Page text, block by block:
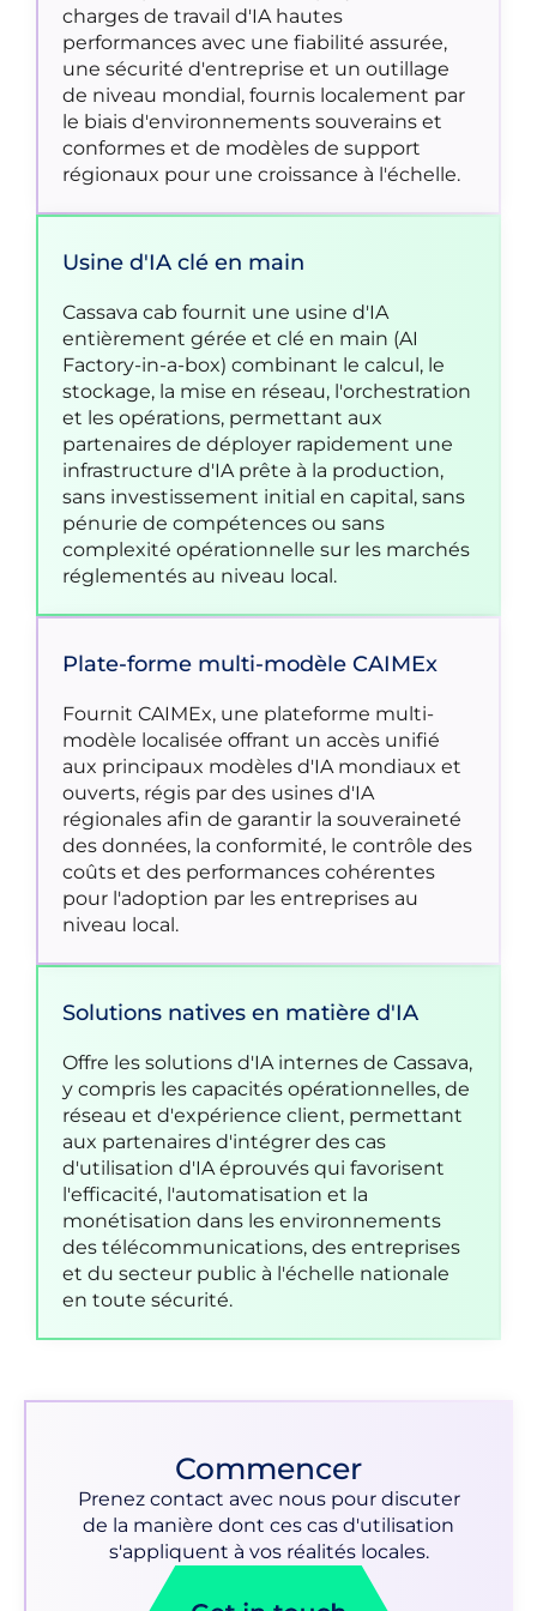
charges de travail d'IA hautes
performances avec une fiabilité assurée,
une sécurité d'entreprise et un outillage
de niveau mondial, fournis localement par
le biais d'environnements souverains et
conformes et de modèles de support
régionaux pour une croissance à l'échelle.
Usine d'IA clé en main
Cassava cab fournit une usine d'IA
entièrement gérée et clé en main (AI
Factory-in-a-box) combinant le calcul, le
stockage, la mise en réseau, l'orchestration
et les opérations, permettant aux
partenaires de déployer rapidement une
infrastructure d'IA prête à la production,
sans investissement initial en capital, sans
pénurie de compétences ou sans
complexité opérationnelle sur les marchés
réglementés au niveau local.
Solutions natives en matière d'IA
Offre les solutions d'IA internes de Cassava,
y compris les capacités opérationnelles, de
réseau et d'expérience client, permettant
aux partenaires d'intégrer des cas
d'utilisation d'IA éprouvés qui favorisent
l'efficacité, l'automatisation et la
monétisation dans les environnements
des télécommunications, des entreprises
et du secteur public à l'échelle nationale
en toute sécurité.
Plate-forme multi-modèle CAIMEx
Fournit CAIMEx, une plateforme multi-
modèle localisée offrant un accès unifié
aux principaux modèles d'IA mondiaux et
ouverts, régis par des usines d'IA
régionales afin de garantir la souveraineté
des données, la conformité, le contrôle des
coûts et des performances cohérentes
pour l'adoption par les entreprises au
niveau local.
Commencer
Prenez contact avec nous pour discuter
de la manière dont ces cas d'utilisation
s'appliquent à vos réalités locales.